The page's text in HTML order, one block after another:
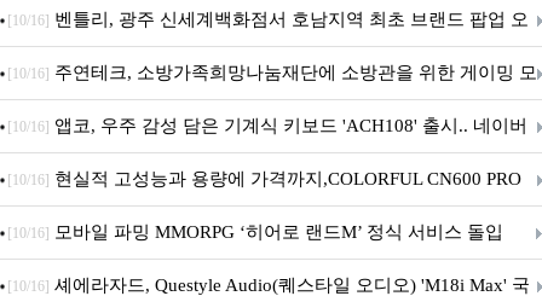
Crosshair X870E EDITION 20 국내 출시 예정
[10/16] 벤틀리, 광주 신세계백화점서 호남지역 최초 브랜드 팝업 오
픈
[10/16] 주연테크, 소방가족희망나눔재단에 소방관을 위한 게이밍 모
니터·스마트 펫 침대 기부
[10/16] 앱코, 우주 감성 담은 기계식 키보드 'ACH108' 출시.. 네이버
브랜드데이 기획전 진행
[10/16] 현실적 고성능과 용량에 가격까지,COLORFUL CN600 PRO
M.2 NVMe 디앤디컴 1TB
[10/16] 모바일 파밍 MMORPG ‘히어로 랜드M’ 정식 서비스 돌입
[10/16] 셰에라자드, Questyle Audio(퀘스타일 오디오) 'M18i Max' 국